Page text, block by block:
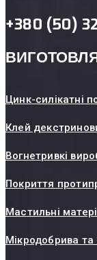
+380 (50)
Цинк-силікатні
Клей
Вогнетривкі
Покриття
Мастильні
Мікродобрива